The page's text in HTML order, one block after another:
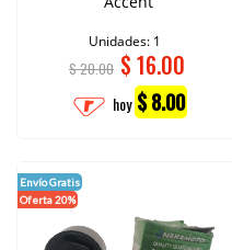
Unidades: 1
$ 20.00 $ 16.00
hoy $ 8.00
Envío Gratis
Oferta 20%